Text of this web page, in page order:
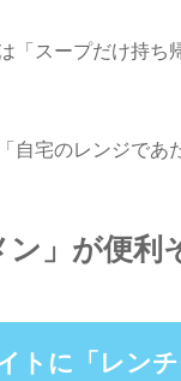
「スープだけ持ち
自宅のレンジであ
」が便利
トに「レン